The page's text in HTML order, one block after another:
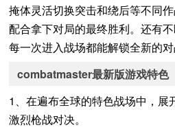
掩体灵活切换突击和绕后等不同
配合拿下对局的最终胜利。还有
每一次进入战场都能解锁全新的对
combatmaster最新版游戏特色
1、在遍布全球的特色战场中，展
激烈枪战对决。